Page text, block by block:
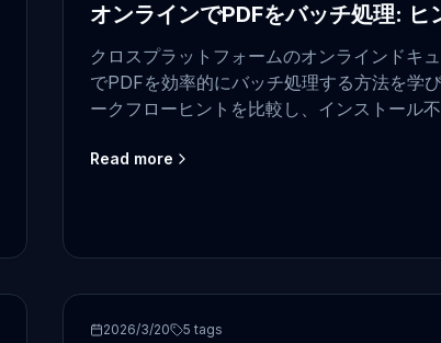
オンラインでPDFをバッチ処理: ヒ
クロスプラットフォームのオンラインドキ
でPDFを効率的にバッチ処理する方法を学
ークフローヒントを比較し、インストール
Read more
security
2026/3/20 5 tags